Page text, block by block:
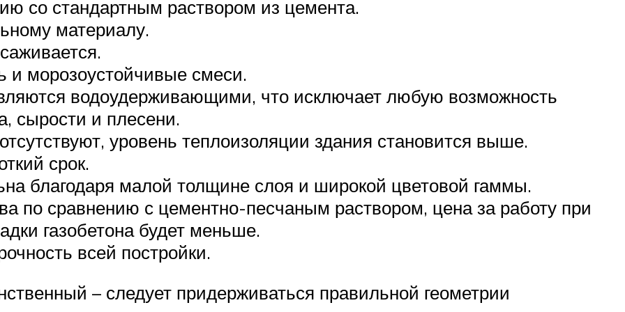
со стандартным раствором из цемента.
материалу.
и морозоустойчивые смеси.
водоудерживающими, что исключает любую возможность
сырости и плесени.
уровень теплоизоляции здания становится выше.
срок.
благодаря малой толщине слоя и широкой цветовой гаммы.
по сравнению с цементно-песчаным раствором, цена за работу при
газобетона будет меньше.
всей постройки.
– следует придерживаться правильной геометрии